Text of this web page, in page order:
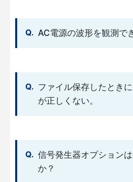
AC電源の波形を観測で
ファイル保存したとき
が正しくない。
信号発生器オプション
か？